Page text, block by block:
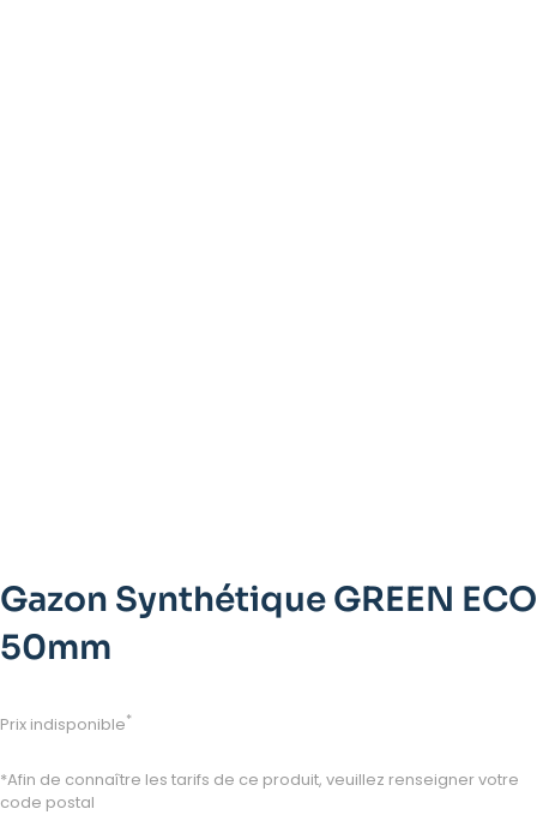
Gazon Synthétique GREEN ECO
50mm
Prix indisponible*
*Afin de connaître les tarifs de ce produit, veuillez renseigner votre
code postal